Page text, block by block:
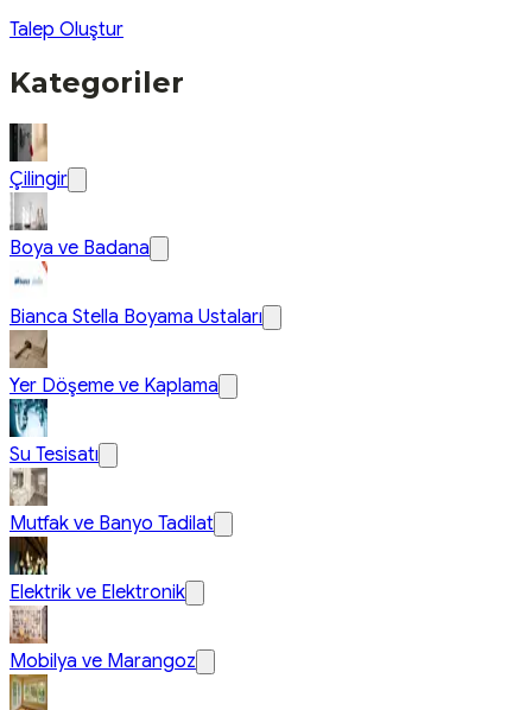
Talep Oluştur
Kategoriler
Çilingir
Boya ve Badana
Bianca Stella Boyama Ustaları
Yer Döşeme ve Kaplama
Su Tesisatı
Mutfak ve Banyo Tadilat
Elektrik ve Elektronik
Mobilya ve Marangoz